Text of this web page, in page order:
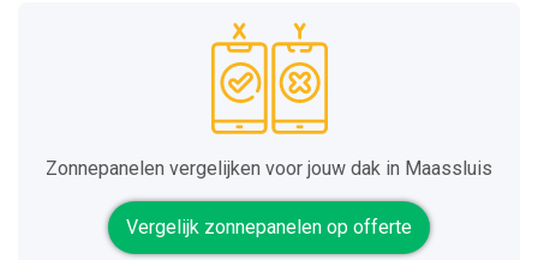
Zonnepanelen vergelijken voor jouw dak in Maassluis
Vergelijk zonnepanelen op offerte